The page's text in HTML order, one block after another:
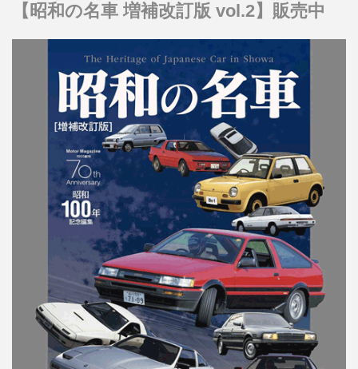
【昭和の名車 増補改訂版 vol.2】販売中